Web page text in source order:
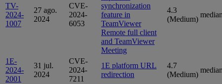
TV-
2024-
1007
27 ago.
2024
CVE-
2024-
6053
synchronization
feature in
TeamViewer
Remote full client
and TeamViewer
Meeting
4.3
(Medium)
1E-
2024-
2001
31 jul.
2024
CVE-
2024-
7211
1E platform URL
redirection
4.7
(Medium)